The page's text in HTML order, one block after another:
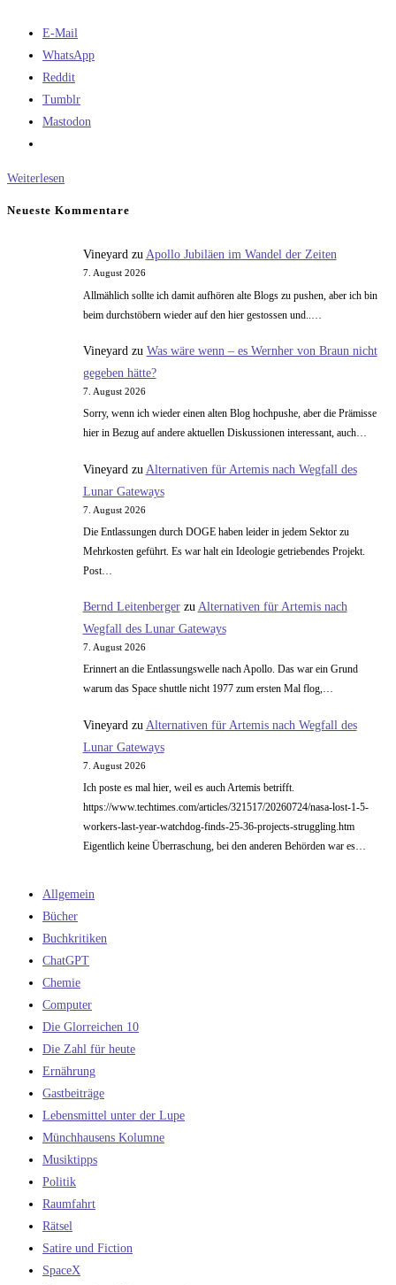
E-Mail
WhatsApp
Reddit
Tumblr
Mastodon
Weiterlesen
Staat
Moonhoaxer
brauchte
Neueste Kommentare
Vineyardzu Apollo Jubiläen im Wandel der Zeiten
7. August 2026
Allmählich sollte ich damit aufhören alte Blogs zu pushen, aber ich bin
beim durchstöbern wieder auf den hier gestossen und..…
Vineyard zu Was wäre wenn – es Wernher von Braun nicht
gegeben hätte?
7. August 2026
Sorry, wenn ich wieder einen alten Blog hochpushe, aber die Prämisse
hier in Bezug auf andere aktuellen Diskussionen interessant, auch…
Vineyard zu Alternativen für Artemis nach Wegfall des
Lunar Gateways
7. August 2026
Die Entlassungen durch DOGE haben leider in jedem Sektor zu
Mehrkosten geführt. Es war halt ein Ideologie getriebendes Projekt.
Post…
Bernd Leitenbergerzu Alternativen für Artemis nach
Wegfall des Lunar Gateways
7. August 2026
Erinnert an die Entlassungswelle nach Apollo. Das war ein Grund
warum das Space shuttle nicht 1977 zum ersten Mal flog,…
Vineyard zu Alternativen für Artemis nach Wegfall des
Lunar Gateways
7. August 2026
Ich poste es mal hier, weil es auch Artemis betrifft.
https://www.techtimes.com/articles/321517/20260724/nasa-lost-1-5-
workers-last-year-watchdog-finds-25-36-projects-struggling.htm
Eigentlich keine Überraschung, bei den anderen Behörden war es…
Allgemein
Bücher
Buchkritiken
ChatGPT
Chemie
Computer
Die Glorreichen 10
Die Zahl für heute
Ernährung
Gastbeiträge
Lebensmittel unter der Lupe
Münchhausens Kolumne
Musiktipps
Politik
Raumfahrt
Rätsel
Satire und Fiction
SpaceX